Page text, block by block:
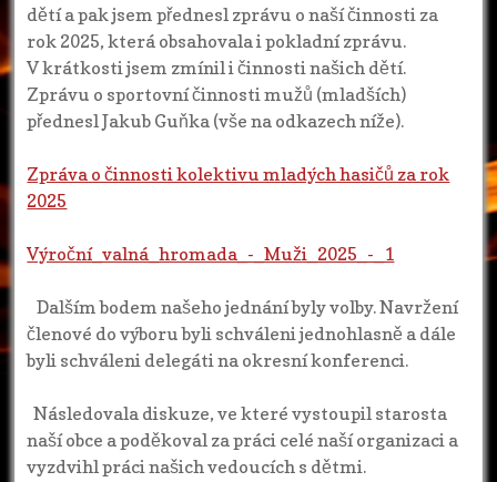
dětí a pak jsem přednesl zprávu o naší činnosti za
rok 2025, která obsahovala i pokladní zprávu.
V krátkosti jsem zmínil i činnosti našich dětí.
Zprávu o sportovní činnosti mužů (mladších)
přednesl Jakub Guňka (vše na odkazech níže).
Zpráva o činnosti kolektivu mladých hasičů za rok
2025
Výroční_valná_hromada_-_Muži_2025_-_1
Dalším bodem našeho jednání byly volby. Navržení
členové do výboru byli schváleni jednohlasně a dále
byli schváleni delegáti na okresní konferenci.
Následovala diskuze, ve které vystoupil starosta
naší obce a poděkoval za práci celé naší organizaci a
vyzdvihl práci našich vedoucích s dětmi.